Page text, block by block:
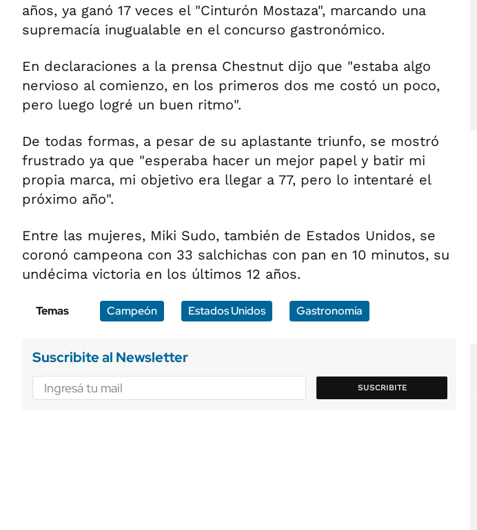
años, ya ganó 17 veces el "Cinturón Mostaza", marcando una
supremacía inugualable en el concurso gastronómico.
En declaraciones a la prensa Chestnut dijo que "estaba algo
nervioso al comienzo, en los primeros dos me costó un poco,
pero luego logré un buen ritmo".
De todas formas, a pesar de su aplastante triunfo, se mostró
frustrado ya que "esperaba hacer un mejor papel y batir mi
propia marca, mi objetivo era llegar a 77, pero lo intentaré el
próximo año".
Entre las mujeres, Miki Sudo, también de Estados Unidos, se
coronó campeona con 33 salchichas con pan en 10 minutos, su
undécima victoria en los últimos 12 años.
Temas Campeón Estados Unidos Gastronomía
Suscribite al Newsletter
SUSCRIBITE